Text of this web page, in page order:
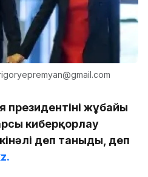
жұбайы
киберқорлау
деп таныды, деп